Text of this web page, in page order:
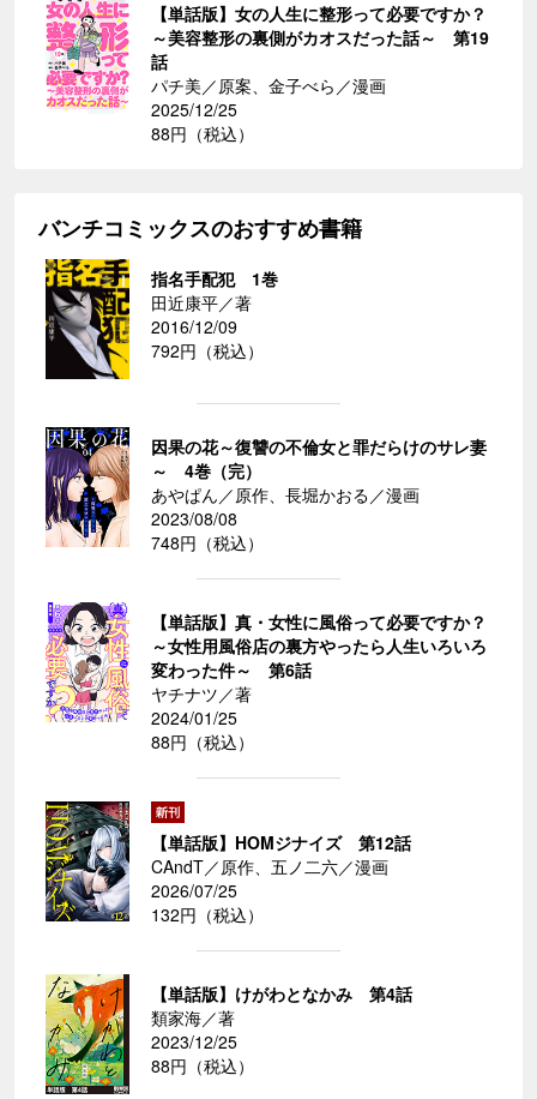
【単話版】女の人生に整形って必要ですか？
～美容整形の裏側がカオスだった話～ 第19
話
パチ美／原案、金子べら／漫画
2025/12/25
88円（税込）
バンチコミックスのおすすめ書籍
指名手配犯 1巻
田近康平／著
2016/12/09
792円（税込）
因果の花～復讐の不倫女と罪だらけのサレ妻
～ 4巻（完）
あやぱん／原作、長堀かおる／漫画
2023/08/08
748円（税込）
【単話版】真・女性に風俗って必要ですか？
～女性用風俗店の裏方やったら人生いろいろ
変わった件～ 第6話
ヤチナツ／著
2024/01/25
88円（税込）
【単話版】HOMジナイズ 第12話
CAndT／原作、五ノ二六／漫画
2026/07/25
132円（税込）
【単話版】けがわとなかみ 第4話
類家海／著
2023/12/25
88円（税込）